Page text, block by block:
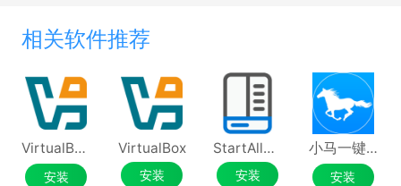
相关软件推荐
VirtualBox虚拟机
安装
VirtualBox
安装
StartAllBack
安装
小马一键重装系统
安装